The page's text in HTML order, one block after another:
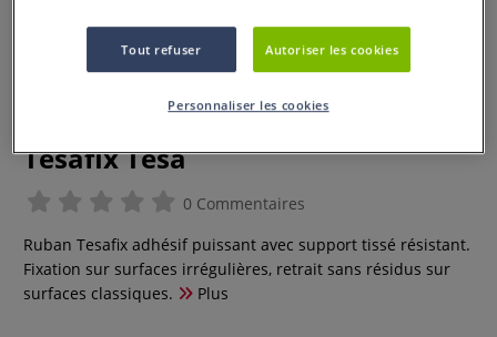
Tesafix Tesa
0 Commentaires
Ruban Tesafix adhésif puissant avec support tissé résistant.
Fixation sur surfaces irrégulières, retrait sans résidus sur
surfaces classiques.
Plus
Tout refuser Autoriser les cookies
Personnaliser les cookies